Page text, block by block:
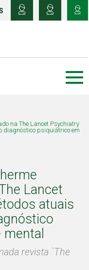
na The Lancet Psychiatry
psiquiátrico em
Lancet
atuais
revista `The